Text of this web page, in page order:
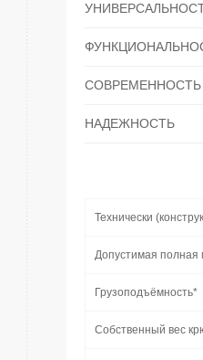
СОВРЕМЕННОСТЬ
НАДЕЖНОСТЬ
Технически
Допустимая полная
Грузоподъёмность*
Собственный вес